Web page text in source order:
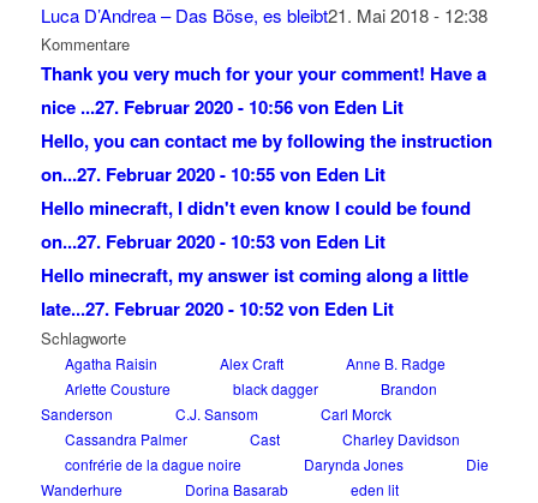
Luca D’Andrea – Das Böse, es bleibt21. Mai 2018 - 12:38
Kommentare
Thank you very much for your your comment! Have a
nice ...27. Februar 2020 - 10:56 von Eden Lit
Hello, you can contact me by following the instruction
on...27. Februar 2020 - 10:55 von Eden Lit
Hello minecraft, I didn't even know I could be found
on...27. Februar 2020 - 10:53 von Eden Lit
Hello minecraft, my answer ist coming along a little
late...27. Februar 2020 - 10:52 von Eden Lit
Schlagworte
Agatha Raisin Alex Craft
Anne B. Radge
Arlette Cousture
black dagger
Brandon
Sanderson
C.J. Sansom
Carl Morck
Cassandra Palmer
Cast
Charley Davidson
confrérie de la dague noire
Darynda Jones
Die
Wanderhure
Dorina Basarab
eden lit